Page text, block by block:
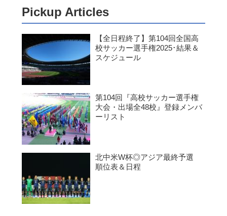
Pickup Articles
【全日程終了】第104回全国高
校サッカー選手権2025･結果＆
スケジュール
第104回『高校サッカー選手権
大会・出場全48校』登録メンバ
ーリスト
北中米W杯◎アジア最終予選
順位表＆日程